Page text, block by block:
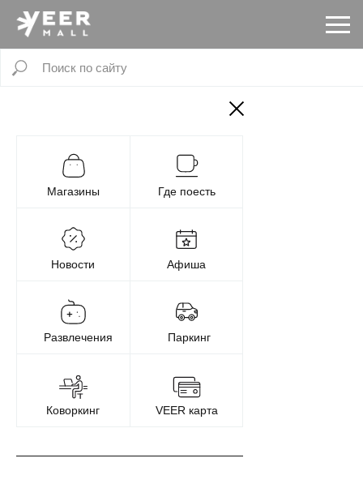
Магазины Где поесть
Новости
Паркинг
Афиша
Развлечения
VEER карта
Коворкинг